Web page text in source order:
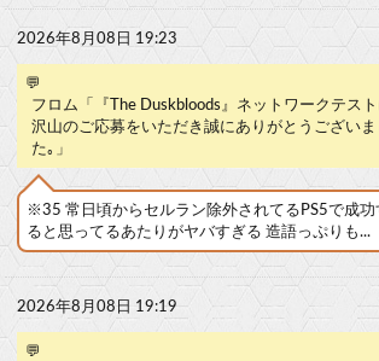
2026年8月08日 19:23
💬
フロム「『The Duskbloods』ネットワークテスト
沢山のご応募をいただき誠にありがとうございま
た｡」
※35 常日頃からセルラン除外されてるPS5で成功
ると思ってるあたりがヤバすぎる 造語っぷりも...
2026年8月08日 19:19
💬